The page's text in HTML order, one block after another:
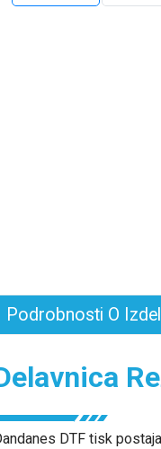
Podrobnosti O
DTF tisk